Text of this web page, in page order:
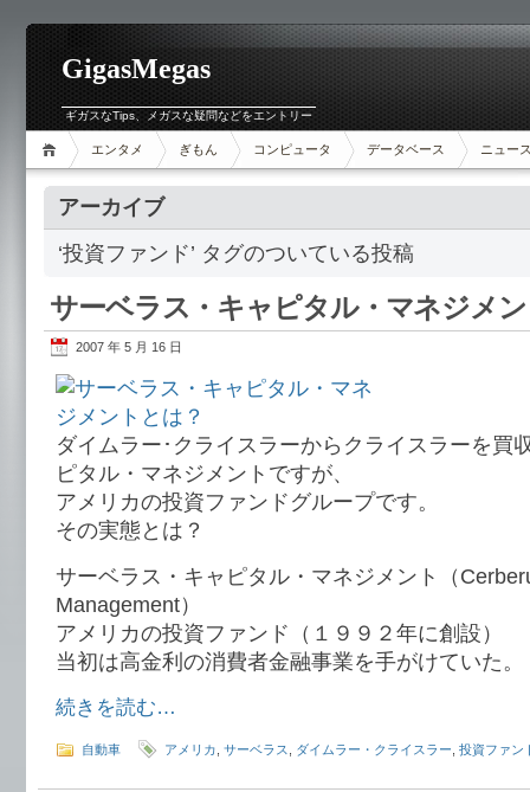
GigasMegas
ギガスなTips、メガスな疑問などをエントリー
エンタメ ぎもん コンピュータ データベース ニュー
アーカイブ
‘投資ファンド’ タグのついている投稿
サーベラス・キャピタル・マネジメ
2007 年 5 月 16 日
ダイムラー･クライスラーからクライスラーを買
ピタル・マネジメントですが、
アメリカの投資ファンドグループです。
その実態とは？
サーベラス・キャピタル・マネジメント（
Management）
アメリカの投資ファンド（１９９２年に創設）
当初は高金利の消費者金融事業を手がけていた。
続きを読む…
自動車 アメリカ サーベラス ダイムラー・クライスラー 投資ファン